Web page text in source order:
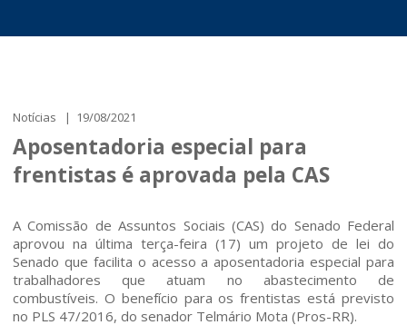
Notícias | 19/08/2021
Aposentadoria especial para
frentistas é aprovada pela CAS
A Comissão de Assuntos Sociais (CAS) do Senado Federal
aprovou na última terça-feira (17) um projeto de lei do
Senado que facilita o acesso a aposentadoria especial para
trabalhadores que atuam no abastecimento de
combustíveis. O benefício para os frentistas está previsto
no PLS 47/2016, do senador Telmário Mota (Pros-RR).